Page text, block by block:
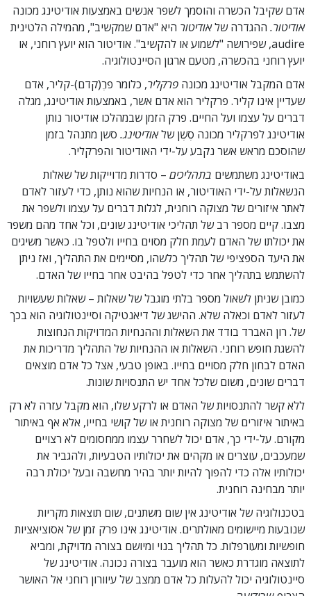
אדם שקיבל הכשרה והוסמך לשפר אנשים באמצעות אודיטינג מכונה
אודיטור. ההגדרה שלאודיטור היא "אדם שמקשיב", מהמילה הלטינית
audire, שפירושה "לשמוע או להקשיב". אודיטור הוא יועץ רוחני, או
יועץ רוחני בהכשרה, מטעם ארגון הסיינטולוגיה.
אדם המקבל אודיטינג מכונה פרקליר, כלומר פרֶ(קדם)-קליר, אדם
שעדיין אינו קליר. פרקליר הוא אדם אשר, באמצעות אודיטינג, מגלה
דברים על עצמו ועל החיים. פרק הזמן שבמהלכו אודיטור נותן
אודיטינג לפרקליר מכונה סֶשֶן שלאודיטינג. סשן מתנהל בזמן
שהוסכם מראש אשר נקבע על-ידי האודיטור והפרקליר.
באודיטינג משתמשים בתהליכים – סדרות מדוייקות של שאלות
הנשאלות על-ידי האודיטור, או הנחיות שהוא נותן, כדי לעזור לאדם
לאתר איזורים של מצוקה רוחנית, לגלות דברים על עצמו ולשפר את
מצבו. קיים מספר רב של תהליכי אודיטינג שונים, וכל אחד מהם משפר
את יכולתו של האדם לעמת חלק מסוים בחייו ולטפל בו. כאשר משיגים
את היעד הספציפי של תהליך כלשהו, מסיימים את התהליך, ואז ניתן
להשתמש בתהליך אחר כדי לטפל בהיבט אחר בחייו של האדם.
כמובן שניתן לשאול מספר בלתי מוגבל של שאלות – שאלות שעשויות
לעזור לאדם וכאלה שלא. ההישג של דיאנטיקה וסיינטולוגיה הוא בכך
של. רון האברד בודד את השאלות וההנחיות המדויקות הנחוצות
להשגת חופש רוחני. השאלות או ההנחיות של התהליך מדריכות את
האדם לבחון חלק מסויים בחייו. באופן טבעי, אצל כל אדם מוצאים
דברים שונים, משום שלכל אחד יש התנסויות שונות.
ללא קשר להתנסויות של האדם או לרקע שלו, הוא מקבל עזרה לא רק
באיתור איזורים של מצוקה רוחנית או של קושי בחייו, אלא אף באיתור
מקורם. על-ידי כך, אדם יכול לשחרר עצמו ממחסומים לא רצויים
שמעכבים, עוצרים או מקהים את יכולותיו הטבעיות, ולהגביר את
יכולותיו אלה כדי להפוך להיות יותר בהיר מחשבה ובעל יכולת רבה
יותר מבחינה רוחנית.
בטכנולוגיה של אודיטינג אין שום משתנים, שום תוצאות מקריות
שנובעות מיישומים מאולתרים. אודיטינג אינו פרק זמן של אסוציאציות
חופשיות ומעורפלות. כל תהליך בנוי ומיושם בצורה מדויקת, ומביא
לתוצאה מוגדרת כאשר הוא מועבר בצורה נכונה. אודיטינג של
סיינטולוגיה יכול להעלות כל אדם ממצב של עיוורון רוחני אל האושר